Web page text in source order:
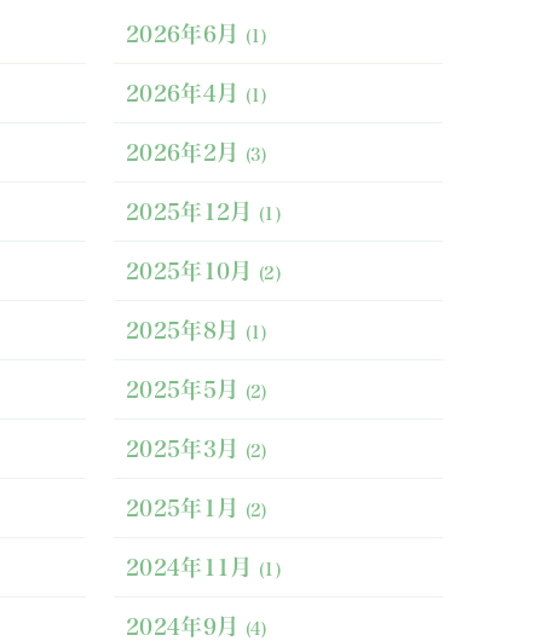
2026年6月 (1)
2026年4月 (1)
2026年2月 (3)
2025年12月 (1)
2025年10月 (2)
2025年8月 (1)
2025年5月 (2)
2025年3月 (2)
2025年1月 (2)
2024年11月 (1)
2024年9月 (4)